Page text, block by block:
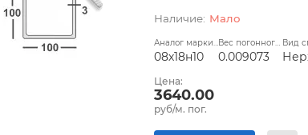
Мало
Аналог марки стали:
08х18н10
Вес погонного метра, т.:
0.009073
Вид
Цена:
3640.00
руб/м. пог.